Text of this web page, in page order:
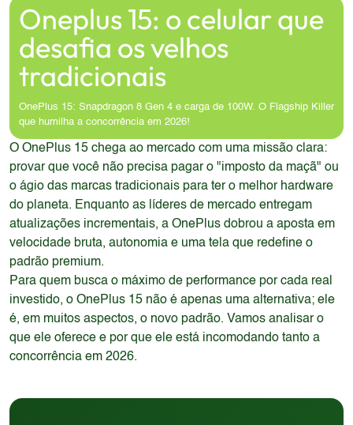
Oneplus 15: o celular que
desafia os velhos
tradicionais
OnePlus 15: Snapdragon 8 Gen 4 e carga de 100W. O Flagship Killer
que humilha a concorrência em 2026!
O OnePlus 15 chega ao mercado com uma missão clara:
provar que você não precisa pagar o "imposto da maçã" ou
o ágio das marcas tradicionais para ter o melhor hardware
do planeta. Enquanto as líderes de mercado entregam
atualizações incrementais, a OnePlus dobrou a aposta em
velocidade bruta, autonomia e uma tela que redefine o
padrão premium.
Para quem busca o máximo de performance por cada real
investido, o OnePlus 15 não é apenas uma alternativa; ele
é, em muitos aspectos, o novo padrão. Vamos analisar o
que ele oferece e por que ele está incomodando tanto a
concorrência em 2026.